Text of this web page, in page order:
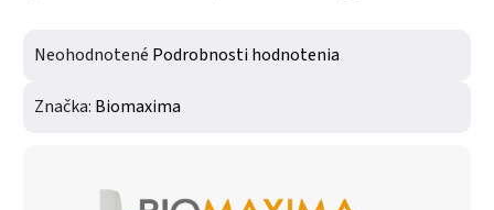
Priemerné hodnotenie produktu je 0,0 z 5 hviezdičiek.
Neohodnotené Podrobnosti hodnotenia
Značka: Biomaxima